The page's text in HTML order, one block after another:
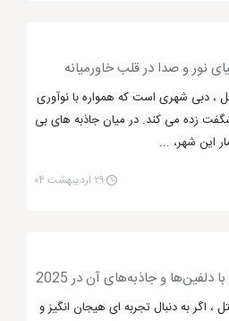
یکی از زیبا ترین کویر های
مسافران اغلب به دیدن صحرای
دبی از تفریحات مدرن و روز
هیجان و تفریح می باشد. در تور
لذت برد و هم هیجان را درون
بعدی نیز تور سافاری را انجام
استفاده از ماشین های مخصوص
نور و صدا در قلب خاورمیانه
، دبی شهری است که همواره با نوآوری
زده می کند. در میان جاذبه های بی
این شهر، ...
۲۹ اردیبهشت ۰۴
دلفین‌ها و جاذبه‌های آن در 2025
، اگر به دنبال تجربه ای هیجان انگیز و